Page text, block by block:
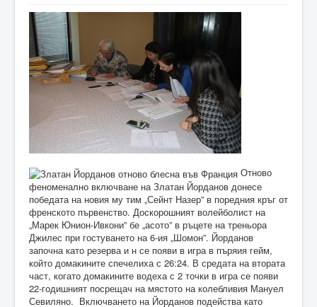
Отново
феноменално включване на Златан Йорданов донесе
победата на новия му тим „Сейнт Назер” в поредния кръг от
френското първенство. Доскорошният волейболист на
„Марек Юнион-Ивкони” бе „асото” в ръцете на треньора
Джилес при гостуването на 6-ия „Шомон”. Йорданов
започна като резерва и н се появи в игра в пъряия гейм,
който домакините спечелиха с 26:24. В средата на втората
част, когато домакините водеха с 2 точки в игра се появи
22-годишният посрещач на мястото на колебливия Мануел
Севиляно. Включването на Йорданов подейства като